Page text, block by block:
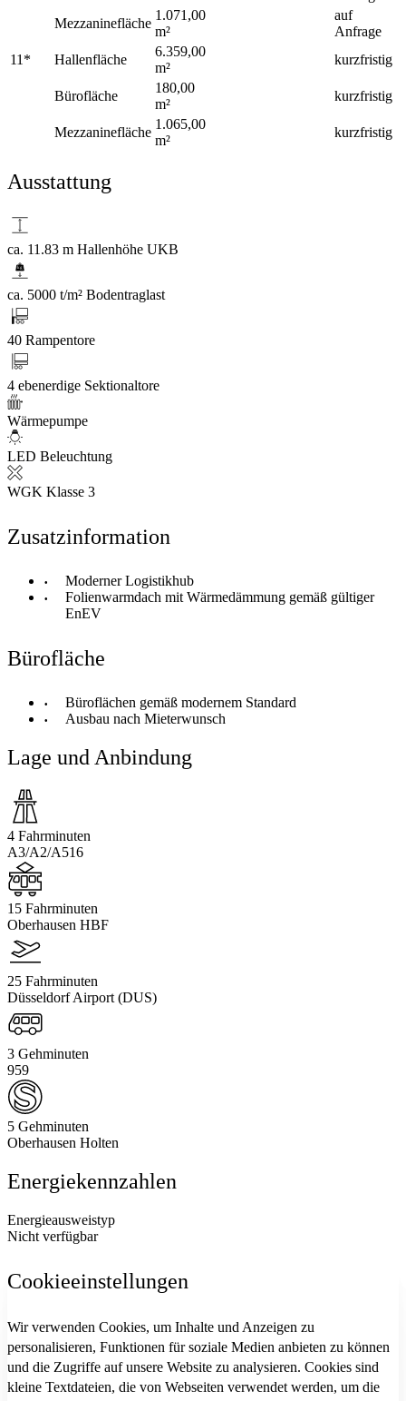
Mezzaninefläche
1.071,00
m²
auf
Anfrage
11*
Hallenfläche
6.359,00
m²
kurzfristig
Bürofläche
180,00
m²
kurzfristig
Mezzaninefläche
1.065,00
m²
kurzfristig
Ausstattung
ca. 11.83 m Hallenhöhe UKB
ca. 5000 t/m² Bodentraglast
40 Rampentore
4 ebenerdige Sektionaltore
Wärmepumpe
LED Beleuchtung
WGK Klasse 3
Zusatzinformation
Moderner Logistikhub
Folienwarmdach mit Wärmedämmung gemäß gültiger
EnEV
Bürofläche
Büroflächen gemäß modernem Standard
Ausbau nach Mieterwunsch
Lage und Anbindung
4 Fahrminuten
A3/A2/A516
15 Fahrminuten
Oberhausen HBF
25 Fahrminuten
Düsseldorf Airport (DUS)
3 Gehminuten
959
5 Gehminuten
Oberhausen Holten
Energiekennzahlen
Energieausweistyp
Nicht verfügbar
Cookieeinstellungen
Wir verwenden Cookies, um Inhalte und Anzeigen zu
personalisieren, Funktionen für soziale Medien anbieten zu können
und die Zugriffe auf unsere Website zu analysieren. Cookies sind
kleine Textdateien, die von Webseiten verwendet werden, um die